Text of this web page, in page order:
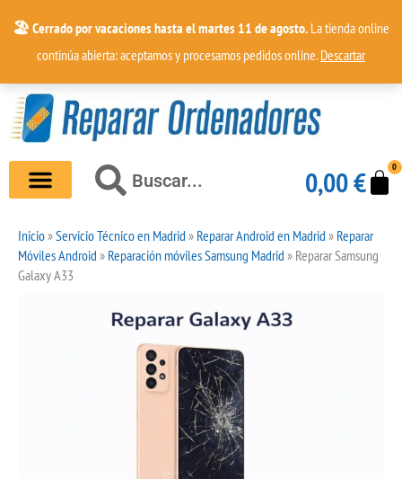
🏖️ Cerrado por vacaciones hasta el martes 11 de agosto.La tienda online
continúa abierta: aceptamos y procesamos pedidos online.Descartar
contenido
BuscarBuscar 0,00€ 0
Inicio»Servicio Técnico en Madrid»Reparar Android en Madrid»Reparar
Móviles Android»Reparación móviles Samsung Madrid»Reparar Samsung
Galaxy A33